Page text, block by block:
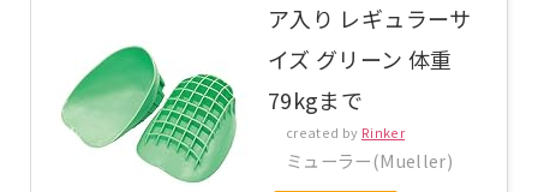
ア入り レギュラーサ
イズ グリーン 体重
79kgまで
created by Rinker
ミューラー(Mueller)